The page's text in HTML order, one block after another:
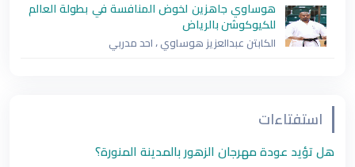
هوساوي جاهزين لخوض المنافسة في بطولة العالم
للكيوكوشن بالرياض
الكابتن عبدالعزيز هوساوي ، احد مدربي
استفتاءات
هل تؤيد عودة مهرجان الزهور بالمدينة المنورة؟